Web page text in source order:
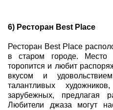
6) Ресторан Best Place
Ресторан Best Place
в старом городе.
торопится и любит
вкусом и
талантливых
зарубежных, предлагая
Любители джаза могут